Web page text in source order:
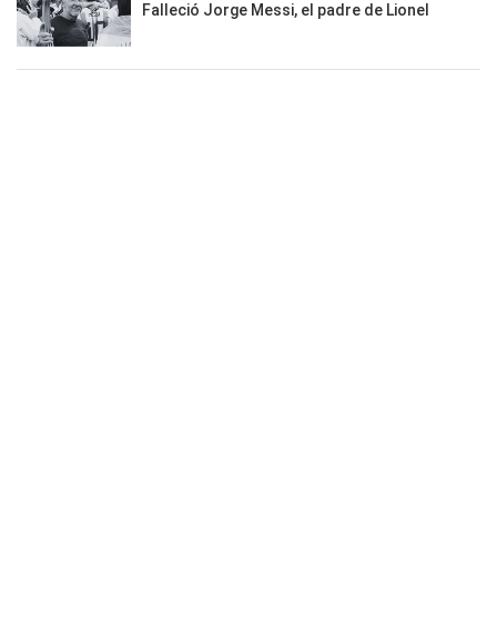
Falleció Jorge Messi, el padre de Lionel